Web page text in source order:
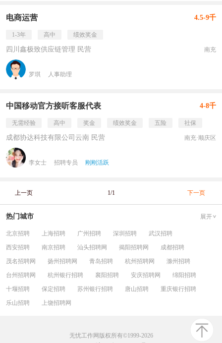
电商运营 4.5-9千
1-3年 高中 绩效奖金
四川鑫极致供应链管理 民营 南充
罗琪 人事助理
中国移动官方接听客服代表 4-8千
无需经验 高中 奖金 绩效奖金 五险 社保
成都协达科技有限公司云南 民营 南充·顺庆区
李女士 招聘专员 刚刚活跃
上一页 1/1 下一页
热门城市 展开
北京招聘 上海招聘 广州招聘 深圳招聘
武汉招聘
西安招聘
南京招聘 汕头招聘网 揭阳招聘网
成都招聘
茂名招聘网
扬州招聘网 青岛招聘 杭州招聘网
滁州招聘
台州招聘网
杭州银行招聘 襄阳招聘 安庆招聘网
绵阳招聘
十堰招聘
保定招聘 苏州银行招聘 唐山招聘
重庆银行招聘
乐山招聘
上饶招聘网
无忧工作网版权所有©1999-2026